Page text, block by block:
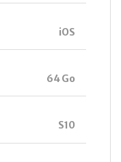
iOS
64 Go
S10